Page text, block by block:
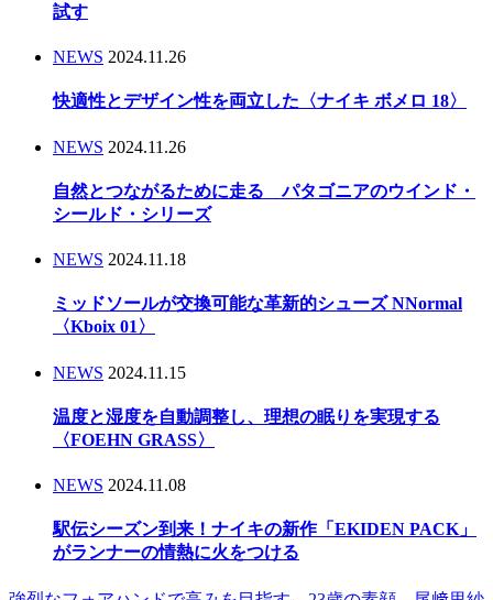
試す
NEWS 2024.11.26
快適性とデザイン性を両立した〈ナイキ ボメロ 18〉
NEWS 2024.11.26
自然とつながるために走る パタゴニアのウインド・
シールド・シリーズ
NEWS 2024.11.18
ミッドソールが交換可能な革新的シューズ NNormal
〈Kboix 01〉
NEWS 2024.11.15
温度と湿度を自動調整し、理想の眠りを実現する
〈FOEHN GRASS〉
NEWS 2024.11.08
駅伝シーズン到来！ナイキの新作「EKIDEN PACK」
がランナーの情熱に火をつける